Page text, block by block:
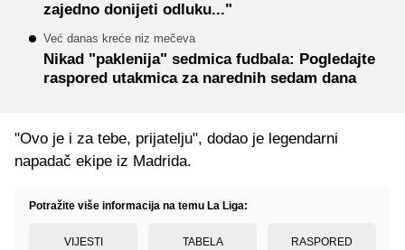
zajedno donijeti odluku..."
Već danas kreće niz mečeva
Nikad "paklenija" sedmica fudbala: Pogledajte
raspored utakmica za narednih sedam dana
"Ovo je i za tebe, prijatelju", dodao je legendarni
napadač ekipe iz Madrida.
Potražite više informacija na temu La Liga:
VIJESTI TABELA RASPORED